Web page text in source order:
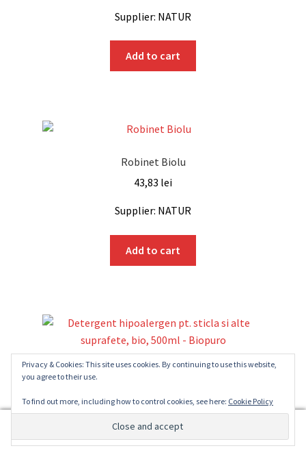
Supplier: NATUR
Add to cart
Robinet Biolu
43,83 lei
Supplier: NATUR
Add to cart
Detergent hipoalergen pt. sticla si alte suprafete, bio,
25,68lei
Supplier: NATUR
Search
Search
Privacy & Cookies: This site uses cookies. By continuing to use this website,
you agree to their use.
To find out more, including how to control cookies, see here: Cookie Policy